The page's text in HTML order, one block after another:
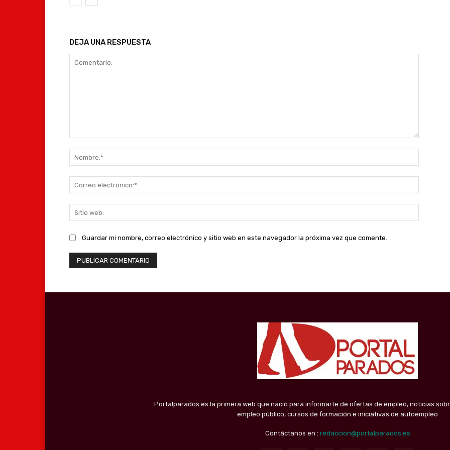
DEJA UNA RESPUESTA
web:
Guardar mi nombre, correo electrónico y sitio web en este navegador la próxima vez que comente.
Portalparados es la primera web que nació para informarte de ofertas de empleo, noticias
empleo público, cursos de formación e iniciativas de autoempleo
Contáctanos en : redaccion@portalparados.es